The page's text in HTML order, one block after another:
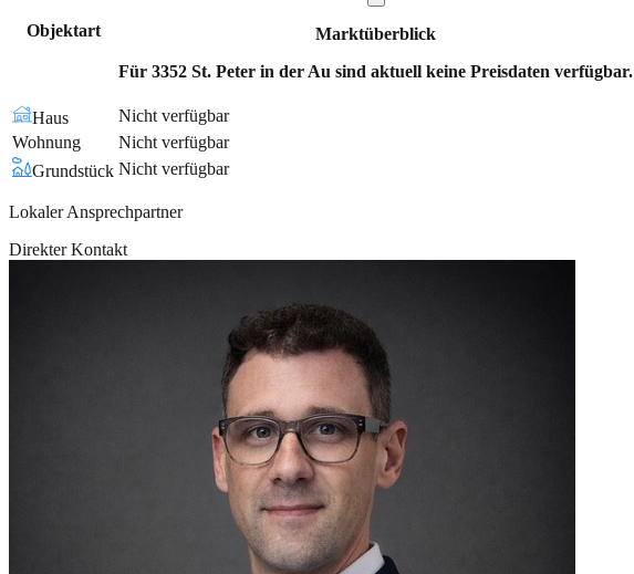
Objektart
Marktüberblick
Für 3352 St. Peter in der Au sind aktuell keine Preisdaten verfügbar.
Haus
Nicht verfügbar
Wohnung
Nicht verfügbar
Grundstück Nicht verfügbar
Lokaler Ansprechpartner
Direkter Kontakt